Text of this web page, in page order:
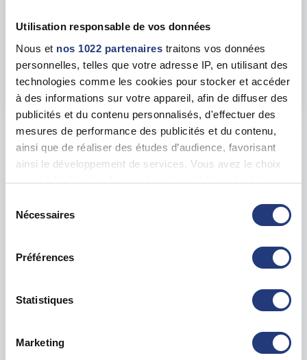
Utilisation responsable de vos données
Nous et nos 1022 partenaires traitons vos données
personnelles, telles que votre adresse IP, en utilisant des
technologies comme les cookies pour stocker et accéder
à des informations sur votre appareil, afin de diffuser des
publicités et du contenu personnalisés, d'effectuer des
mesures de performance des publicités et du contenu,
ainsi que de réaliser des études d’audience, favorisant
ainsi le développement de services. Vous avez le choix
quant à l'utilisation de vos données et à leurs finalités.
tout moment en consultant la Déclaration relative aux
cookies ou en cliquant sur l'icône de confidentialité.
Si vous le permettez, nous aimerions également :
géographique qui peuvent être précises à plusieurs
Identifier votre appareil en l'analysant activement
pour en relever les caractéristiques spécifiques
Nécessaires
Préférences
Statistiques
Marketing
En forte demande
Adresse
30 Av. Général Leclerc, 38200 Vienne
Voir toutes les dates de tests
Les tests sur les départements voisins
Ain (01) 50 dates disponibles
35 dates disponibles
62 dates disponibles
Rhône (69) 65 dates disponibles
Savoie (73) 60 dates disponibles